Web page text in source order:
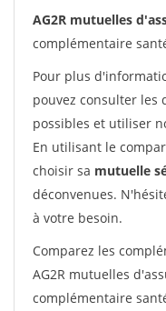
AG2R mutuelles
complémentaire
Pour plus
pouvez consulter
possibles et utiliser
En utilisant le
choisir sa mutuelle
déconvenues.
à votre besoin.
Comparez les
AG2R mutuelles
complémentaire